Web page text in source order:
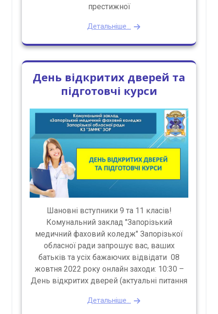
престижної
Детальніше...
День відкритих дверей та
підготовчі курси
Шановні вступники 9 та 11 класів!
Комунальний заклад "Запорізький
медичний фаховий коледж" Запорізької
обласної ради запрошує вас, ваших
батьків та усіх бажаючих відвідати 08
жовтня 2022 року онлайн заходи: 10:30 –
День відкритих дверей (актуальні питання
Детальніше...